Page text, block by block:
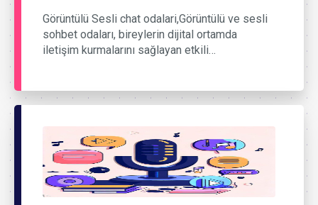
Görüntülü Sesli chat odalari,Görüntülü ve sesli
sohbet odaları, bireylerin dijital ortamda
iletişim kurmalarını sağlayan etkili…